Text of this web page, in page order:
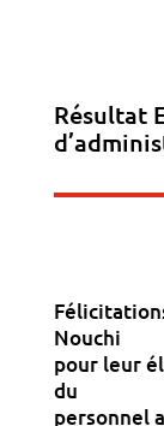
Résultat
Nouchi
pour leur
du
personnel